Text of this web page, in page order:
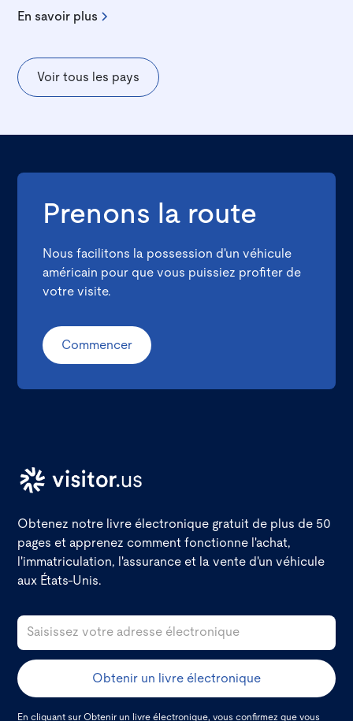
En savoir plus
Voir tous les pays
Prenons la route
Nous facilitons la possession d'un véhicule
américain pour que vous puissiez profiter de
votre visite.
Commencer
Obtenez notre livre électronique gratuit de plus de 50
pages et apprenez comment fonctionne l'achat,
l'immatriculation, l'assurance et la vente d'un véhicule
aux États-Unis.
En cliquant sur Obtenir un livre électronique, vous confirmez que vous